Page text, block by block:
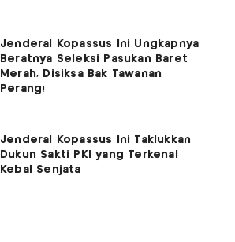
Jenderal Kopassus Ini Ungkapnya
Beratnya Seleksi Pasukan Baret
Merah, Disiksa Bak Tawanan
Perang!
Jenderal Kopassus Ini Taklukkan
Dukun Sakti PKI yang Terkenal
Kebal Senjata